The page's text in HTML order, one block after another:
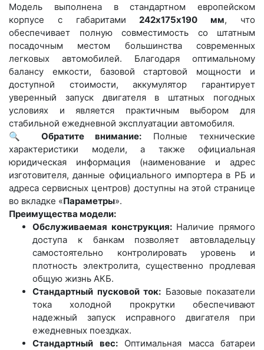
Модель выполнена в стандартном европейском
корпусе с габаритами 242х175х190 мм, что
обеспечивает полную совместимость со штатным
посадочным местом большинства современных
легковых автомобилей. Благодаря оптимальному
балансу емкости, базовой стартовой мощности и
доступной стоимости, аккумулятор гарантирует
уверенный запуск двигателя в штатных погодных
условиях и является практичным выбором для
стабильной ежедневной эксплуатации автомобиля.
🔍 Обратите внимание: Полные технические
характеристики модели, а также официальная
юридическая информация (наименование и адрес
изготовителя, данные официального импортера в РБ и
адреса сервисных центров) доступны на этой странице
во вкладке «Параметры».
Преимущества модели:
Обслуживаемая конструкция:Наличие прямого
доступа к банкам позволяет автовладельцу
самостоятельно контролировать уровень и
плотность электролита, существенно продлевая
общую жизнь АКБ.
Стандартный пусковой ток: Базовые показатели
тока холодной прокрутки обеспечивают
надежный запуск исправного двигателя при
ежедневных поездках.
Стандартный вес:Оптимальная масса батареи